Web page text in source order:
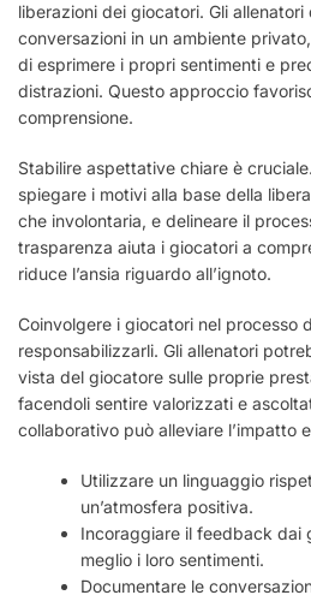
liberazioni dei giocatori. Gli
conversazioni in un ambiente
di esprimere i propri sentimenti e
distrazioni. Questo approccio
comprensione.
Stabilire aspettative chiare è
spiegare i motivi alla base della
che involontaria, e delineare il
trasparenza aiuta i giocatori a
riduce l’ansia riguardo all’ignoto.
Coinvolgere i giocatori nel processo
responsabilizzarli. Gli allenatori
vista del giocatore sulle proprie
facendoli sentire valorizzati e
collaborativo può alleviare l’impatto
Utilizzare un linguaggio
un’atmosfera positiva.
Incoraggiare il feedback dai
meglio i loro sentimenti.
Documentare le